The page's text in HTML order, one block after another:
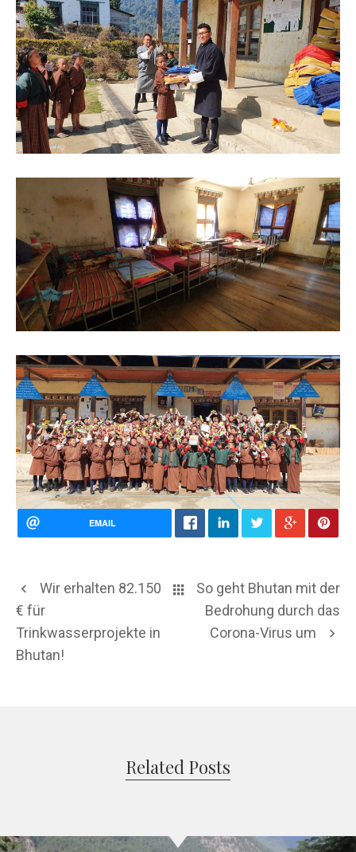
EMAIL
Wir erhalten 82.150
€ für
Trinkwasserprojekte in
Bhutan!
So geht Bhutan mit der
Bedrohung durch das
Corona-Virus um
Related Posts